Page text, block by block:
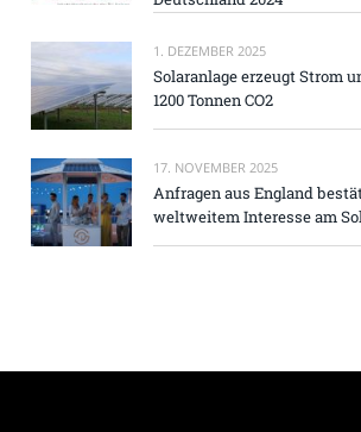
1. DEZEMBER 2025
Solaranlage erzeugt Strom
1200 Tonnen CO2
17. NOVEMBER 2025
Anfragen aus England
weltweitem Interesse am